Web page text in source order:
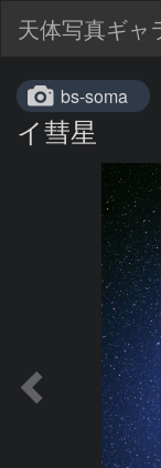
天体写真ギャ
bs-soma
イ彗星